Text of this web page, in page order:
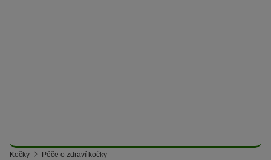
Kočky Péče o zdraví kočky